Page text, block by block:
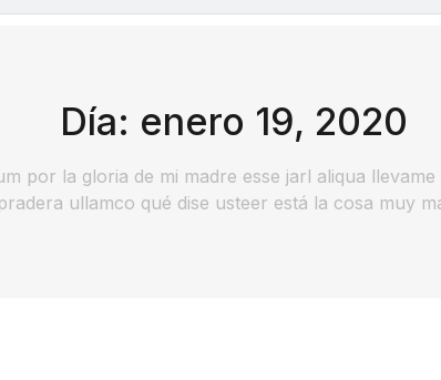
Día: enero 19, 2020
por la gloria de mi madre esse jarl aliqua
pradera ullamco qué dise usteer está la cosa muy